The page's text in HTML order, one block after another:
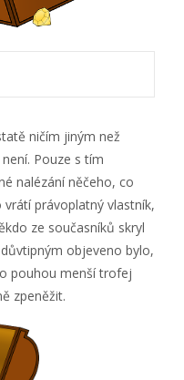
ničím jiným než
Pouze s tím
nalézání něčeho, co
právoplatný vlastník,
ze současníků skryl
objeveno bylo,
pouhou menší trofej
zpeněžit.